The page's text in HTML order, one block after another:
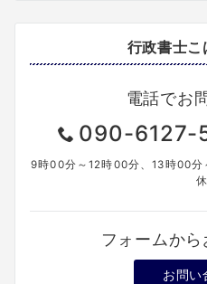
行政書士
電話でお
090-6127-
9時00分～12時00分、13時00分
休
フォームか
お問い